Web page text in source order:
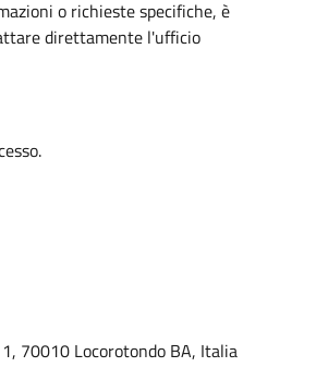
o richieste specifiche, è
direttamente l'ufficio
70010 Locorotondo BA, Italia